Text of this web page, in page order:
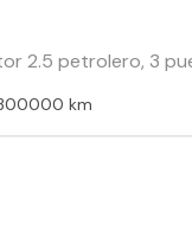
2.5 petrolero, 3
km